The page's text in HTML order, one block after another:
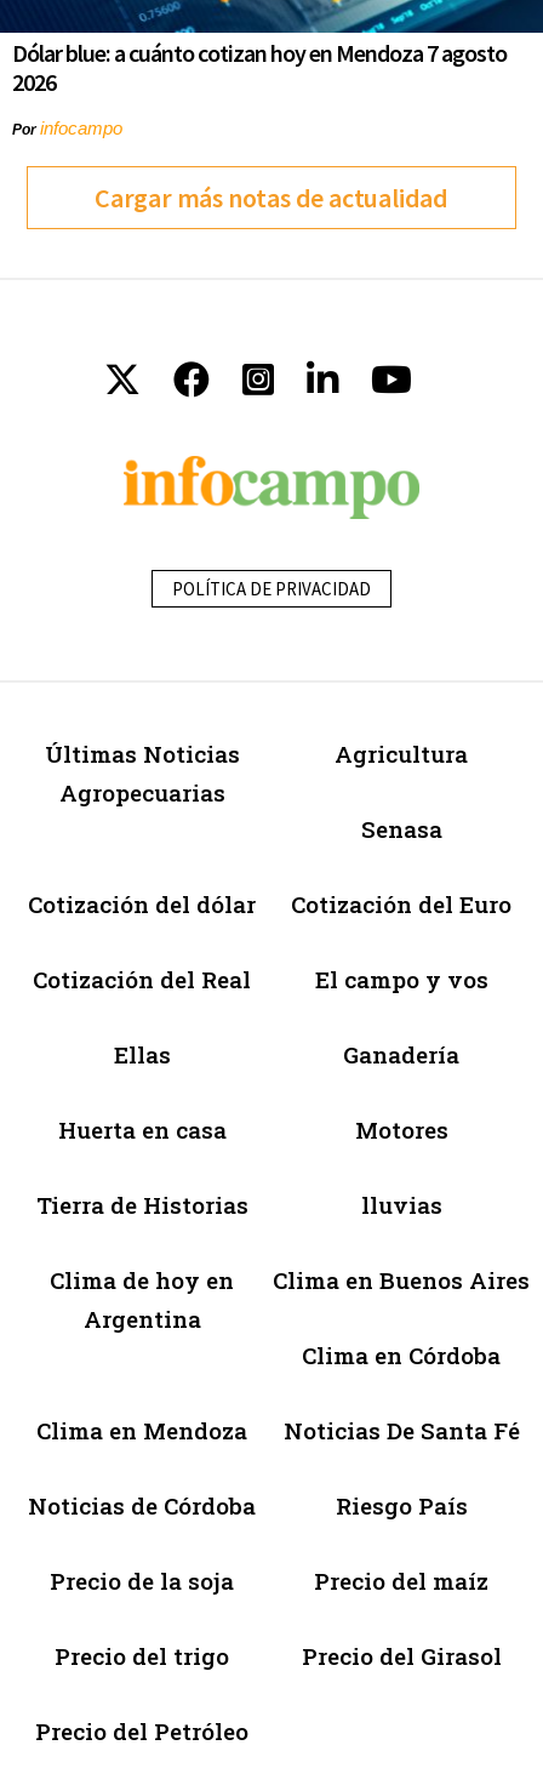
Dólar blue: a cuánto cotizan hoy en Mendoza 7 agosto
2026
Porinfocampo
Cargar más notas de actualidad
POLÍTICA DE PRIVACIDAD
Últimas Noticias
Agropecuarias
Agricultura
Senasa
Cotización del dólar Cotización del Euro
Cotización del Real El campo y vos
Ellas Ganadería
Huerta en casa Motores
Tierra de Historias lluvias
Clima de hoy en
Argentina
Clima en Buenos Aires
Clima en Córdoba
Clima en Mendoza Noticias De Santa Fé
Noticias de Córdoba Riesgo País
Precio de la soja Precio del maíz
Precio del trigo Precio del Girasol
Precio del Petróleo